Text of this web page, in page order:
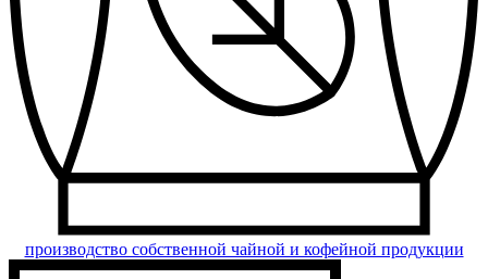
производство собственной чайной и кофейной продукции